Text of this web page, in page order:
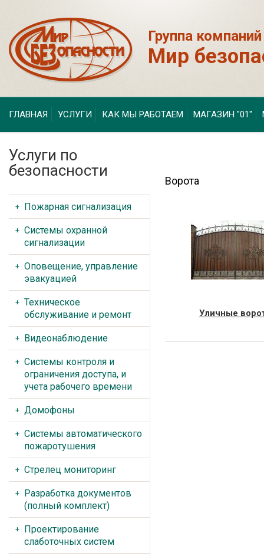
Группа компаний
Мир
ГЛАВНАЯ УСЛУГИ КАК МЫ РАБОТАЕМ МАГАЗИН "01"
Ворота
Уличные
Услуги по
безопасности
Пожарная сигнализация
Системы охранной
сигнализации
Оповещение, управление
эвакуацией
Техническое
обслуживание и ремонт
Видеонаблюдение
Системы контроля и
ограничения доступа, и
учета рабочего времени
Домофоны
Системы автоматического
пожаротушения
Стрелец мониторинг
Разработка документов
(полный комплект)
Проектирование
слаботочных систем